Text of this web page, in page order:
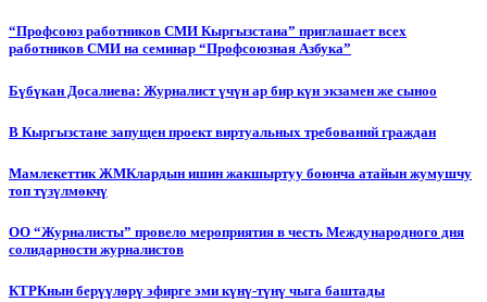
“Профсоюз работников СМИ Кыргызстана” приглашает всех
работников СМИ на семинар “Профсоюзная Азбука”
Бүбүкан Досалиева: Журналист үчүн ар бир күн экзамен же сыноо
В Кыргызстане запущен проект виртуальных требований граждан
Мамлекеттик ЖМКлардын ишин жакшыртуу боюнча атайын жумушчу
топ түзүлмөкчү
ОО “Журналисты” провело мероприятия в честь Международного дня
солидарности журналистов
КТРКнын берүүлөрү эфирге эми күнү-түнү чыга баштады